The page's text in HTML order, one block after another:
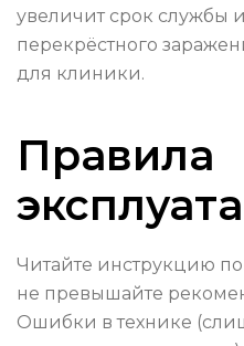
увеличит срок службы
перекрёстного
для клиники.
Правила
Читайте инструкцию
не превышайте
Ошибки в технике